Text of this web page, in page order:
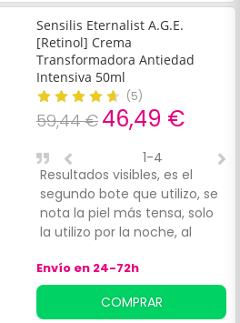
Sensilis Eternalist A.G.E.
[Retinol] Crema
Transformadora Antiedad
Intensiva 50ml
(5)
59,44 € 46,49 €
Resultados visibles, es el
segundo bote que utilizo, se
nota la piel más tensa, solo
la utilizo por la noche, al
recomienda el contacto con
el sol.
1-4
Envío en 24-72h
COMPRAR